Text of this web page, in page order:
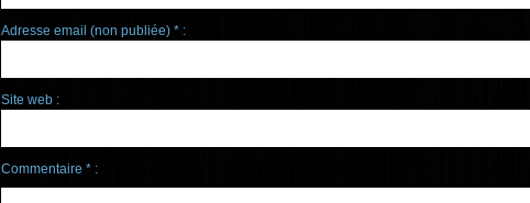
Adresse email (non publiée) * :
Site web :
Commentaire * :